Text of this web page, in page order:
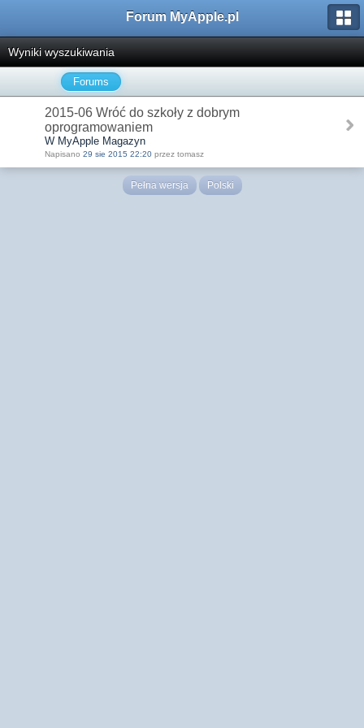
Forum MyApple.pl
Wyniki wyszukiwania
Forums
2015-06 Wróć do szkoły z dobrym
oprogramowaniem
W MyApple Magazyn
Napisano 29 sie 2015 22:20 przez tomasz
Pełna wersja Polski